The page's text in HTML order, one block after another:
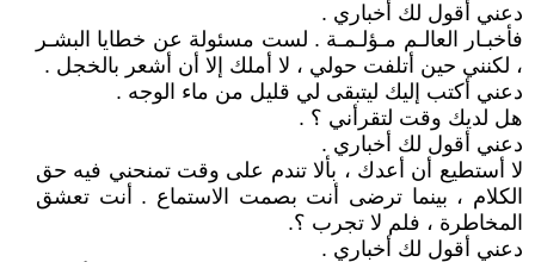
دعني أقول لك أخباري .
فأخبـار العالـم مـؤلـمـة . لست مسئولة عن خطايا البشـر
، لكنني حين أتلفت حولي ، لا أملك إلا أن أشعر بالخجل .
دعني أكتب إليك ليتبقى لي قليل من ماء الوجه .
هل لديك وقت لتقرأني ؟ .
دعني أقول لك أخباري .
لا أستطيع أن أعدك ، بألا تندم على وقت تمنحني فيه حق
الكلام ، بينما ترضى أنت بصمت الاستماع . أنت تعشق
المخاطرة ، فلم لا تجرب ؟.
دعني أقول لك أخباري .